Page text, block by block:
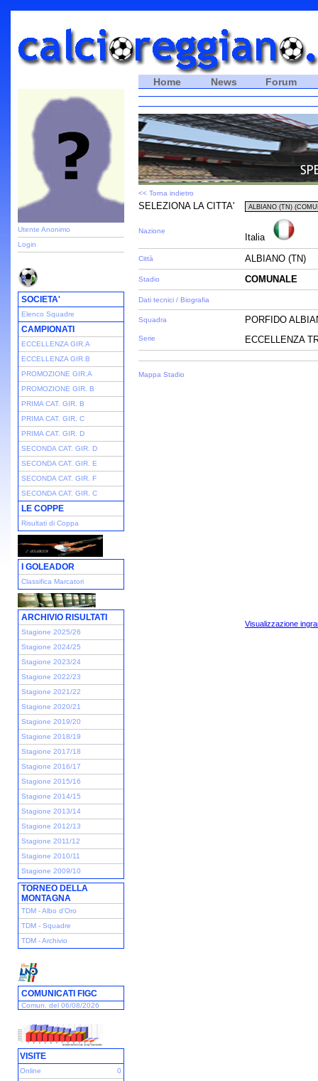
Utente Anonimo
Login
SOCIETA'
Elenco Squadre
CAMPIONATI
ECCELLENZA GIR.A
ECCELLENZA GIR.B
PROMOZIONE GIR.A
PROMOZIONE GIR. B
PRIMA CAT. GIR. B
PRIMA CAT. GIR. C
PRIMA CAT. GIR. D
SECONDA CAT. GIR. D
SECONDA CAT. GIR. E
SECONDA CAT. GIR. F
SECONDA CAT. GIR. C
LE COPPE
Risultati di Coppa
I GOLEADOR
Classifica Marcatori
ARCHIVIO RISULTATI
Stagione 2025/26
Stagione 2024/25
Stagione 2023/24
Stagione 2022/23
Stagione 2021/22
Stagione 2020/21
Stagione 2019/20
Stagione 2018/19
Stagione 2017/18
Stagione 2016/17
Stagione 2015/16
Stagione 2014/15
Stagione 2013/14
Stagione 2012/13
Stagione 2011/12
Stagione 2010/11
Stagione 2009/10
TORNEO DELLA
MONTAGNA
TDM - Albo d'Oro
TDM - Squadre
TDM - Archivio
COMUNICATI FIGC
Comun. del 06/08/2026
VISITE
Online
0
Home News Forum
<< Torna indietro
SELEZIONA LA CITTA'
Nazione
Italia
Città ALBIANO (TN)
Stadio COMUNALE
Dati tecnici / Biografia
Squadra
Serie
PORFIDO
ECCELLENZA
Mappa Stadio
Visualizzazione